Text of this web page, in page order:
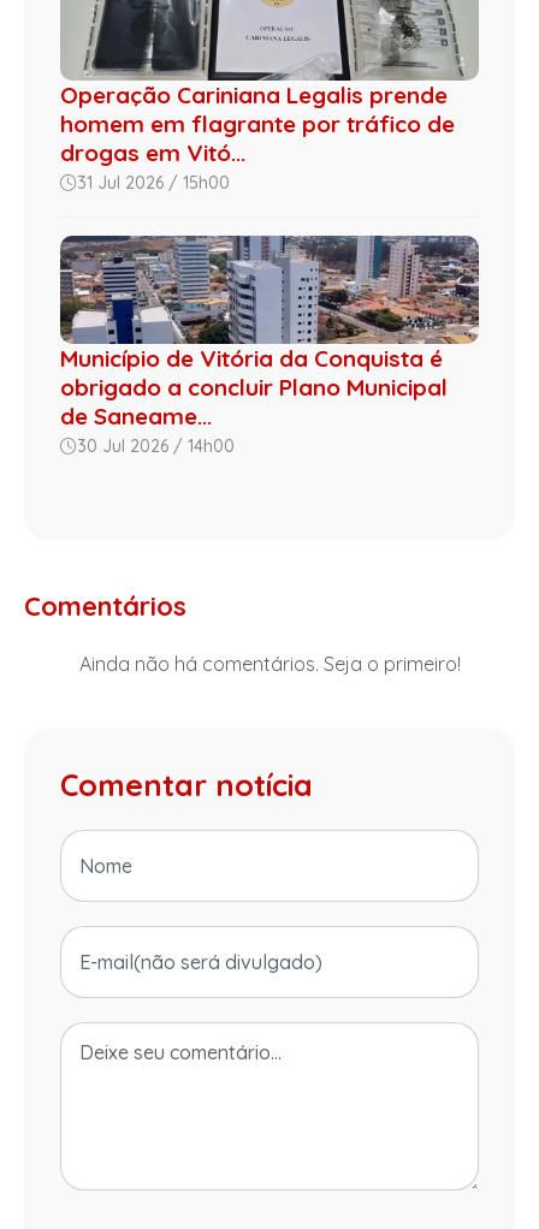
Operação Cariniana Legalis prende
homem em flagrante por tráfico de
drogas em Vitó...
31 Jul 2026 / 15h00
Município de Vitória da Conquista é
obrigado a concluir Plano Municipal
de Saneame...
30 Jul 2026 / 14h00
Comentários
Ainda não há comentários. Seja o primeiro!
Comentar notícia